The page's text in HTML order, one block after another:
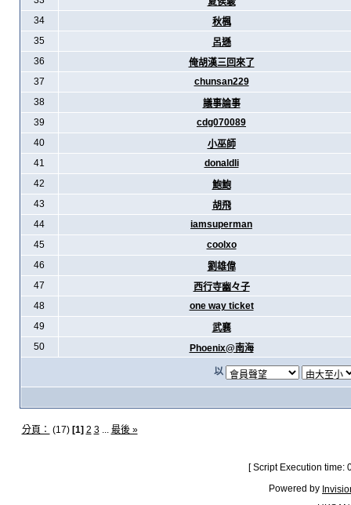
34
秋楓
35
呂遜
36
俺胡漢三回來了
37
chunsan229
38
議事論事
39
cdg070089
40
小巫師
41
donaldli
42
鮑鮑
43
胡飛
44
iamsuperman
45
coolxo
46
劉雄偉
47
西行寺幽々子
48
one way ticket
49
武襄
50
Phoenix@南海
以
分頁： (17) [1] 2 3... 最後 »
[ Script Execution
Powered by